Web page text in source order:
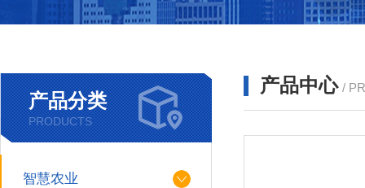
产品分类
PRODUCTS
智慧农业
产品中心 /